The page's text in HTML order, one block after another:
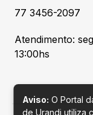
77 3456-2097
Atendimento:
13:00hs
Aviso: O Portal
de Urandi utiliza